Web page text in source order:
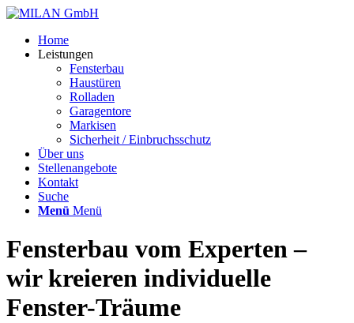
Home
Leistungen
Fensterbau
Haustüren
Rolladen
Garagentore
Markisen
Sicherheit / Einbruchsschutz
Über uns
Stellenangebote
Kontakt
Suche
Menü Menü
Fensterbau vom Experten –
wir kreieren individuelle
Fenster-Träume